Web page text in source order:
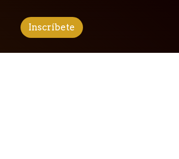
Inscríbete